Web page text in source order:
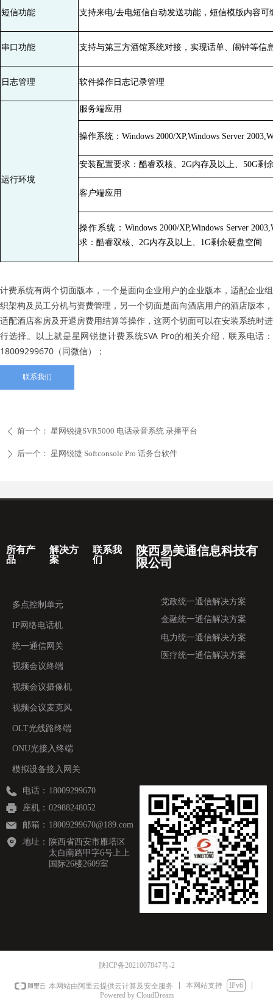
短信功能 支持来电/去电短信自动发送功能，短信模版内容可
串口功能 支持与第三方酒馆系统对接，实现话单、闹钟等信
日志管理 软件操作日志记录管理
运行环境
服务端应用
操作系统：Windows 2000/XP,Windows Server
安装配置要求：酷睿双核、2G内存及以上、50G剩
客户端应用
操作系统：Windows 2000/XP,Windows Server
求：酷睿双核、2G内存及以上、1G剩余硬盘空间
计费系统有两个切面版本，一个是面向企业用户的企业版本，适配企业组
织架构及员工分机与资费管理，另一个切面是面向酒店用户的酒店版本，
适配酒店客房及开退房费用结算等操作，这两个切面可以在安装系统时进
行选择。以上就是星网锐捷计费系统SVA Pro的相关介绍，联系电话：
18009299670（同微信）；
ꄴ 前一个： 星网锐捷SVR5000 电话录音系统 录播平台
ꄲ 后一个： 星网锐捷 Softconsole Pro 话务台软件
联系我们
陕西易美通信息科技有
限公司
电话： 18009299670
座机： 02988248052
邮箱： 18009299670@189.com
地址： 陕西省西安市雁塔区
太白南路甲字6号上上
国际26楼2609室
联系我
们
解决方
案
党政统一通信解决方案
金融统一通信解决方案
电力统一通信解决方案
医疗统一通信解决方案
多点控制单元
IP网络电话机
统一通信网关
视频会议终端
视频会议摄像机
视频会议麦克风
OLT光线路终端
ONU光接入终端
模拟设备接入网关
所有产
品
陕ICP备2021007847号-2
本网站由阿里云提供云计算及安全服务 本网站支持
IPv6
Powered by CloudDream